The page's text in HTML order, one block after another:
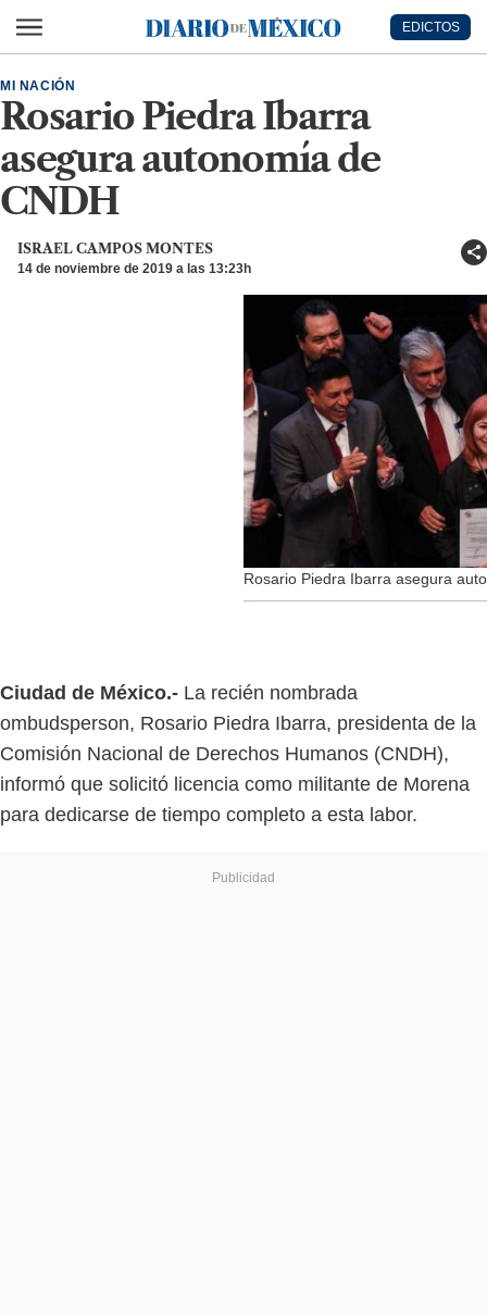
Diario de México
EDICTOS
Rosario Piedra Ibarra
asegura autonomía de
CNDH
MI NACIÓN
ISRAEL CAMPOS MONTES
14 de noviembre de 2019 a las 13:23h
Rosario Piedra Ibarra asegura
Ciudad de México.- La recién nombrada
ombudsperson, Rosario Piedra Ibarra, presidenta de la
Comisión Nacional de Derechos Humanos (CNDH),
informó que solicitó licencia como militante de Morena
para dedicarse de tiempo completo a esta labor.